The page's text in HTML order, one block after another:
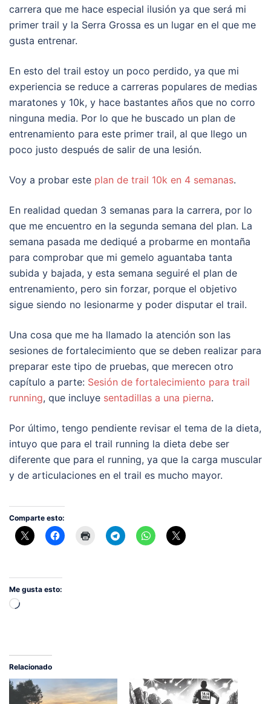
carrera que me hace especial ilusión ya que será mi
primer trail y la Serra Grossa es un lugar en el que me
gusta entrenar.
En esto del trail estoy un poco perdido, ya que mi
experiencia se reduce a carreras populares de medias
maratones y 10k, y hace bastantes años que no corro
ninguna media. Por lo que he buscado un plan de
entrenamiento para este primer trail, al que llego un
poco justo después de salir de una lesión.
Voy a probar este plan de trail 10k en 4 semanas.
En realidad quedan 3 semanas para la carrera, por lo
que me encuentro en la segunda semana del plan. La
semana pasada me dediqué a probarme en montaña
para comprobar que mi gemelo aguantaba tanta
subida y bajada, y esta semana seguiré el plan de
entrenamiento, pero sin forzar, porque el objetivo
sigue siendo no lesionarme y poder disputar el trail.
Una cosa que me ha llamado la atención son las
sesiones de fortalecimiento que se deben realizar para
preparar este tipo de pruebas, que merecen otro
capítulo a parte: Sesión de fortalecimiento para trail
running, que incluye sentadillas a una pierna.
Por último, tengo pendiente revisar el tema de la dieta,
intuyo que para el trail running la dieta debe ser
diferente que para el running, ya que la carga muscular
y de articulaciones en el trail es mucho mayor.
Comparte esto:
Me gusta esto:
Cargando...
Relacionado